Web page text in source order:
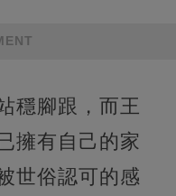
穩腳跟，而王
擁有自己的家
世俗認可的感